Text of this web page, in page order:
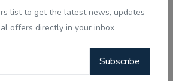
list to get the latest news, updates
offers directly in your inbox
Subscribe